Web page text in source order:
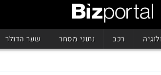
רכב נתוני מסחר שער הדולר